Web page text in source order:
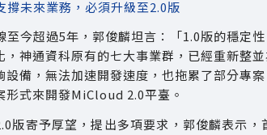
未來業務，必須升級至2.0版
今超過5年，郭俊麟坦言：「1.0版的穩定
，神通資科原有的七大事業群，已經重新整
設備，無法加速開發速度，也拖累了部分專
形式來開發MiCloud 2.0平臺。
版寄予厚望，提出多項要求，郭俊麟表示